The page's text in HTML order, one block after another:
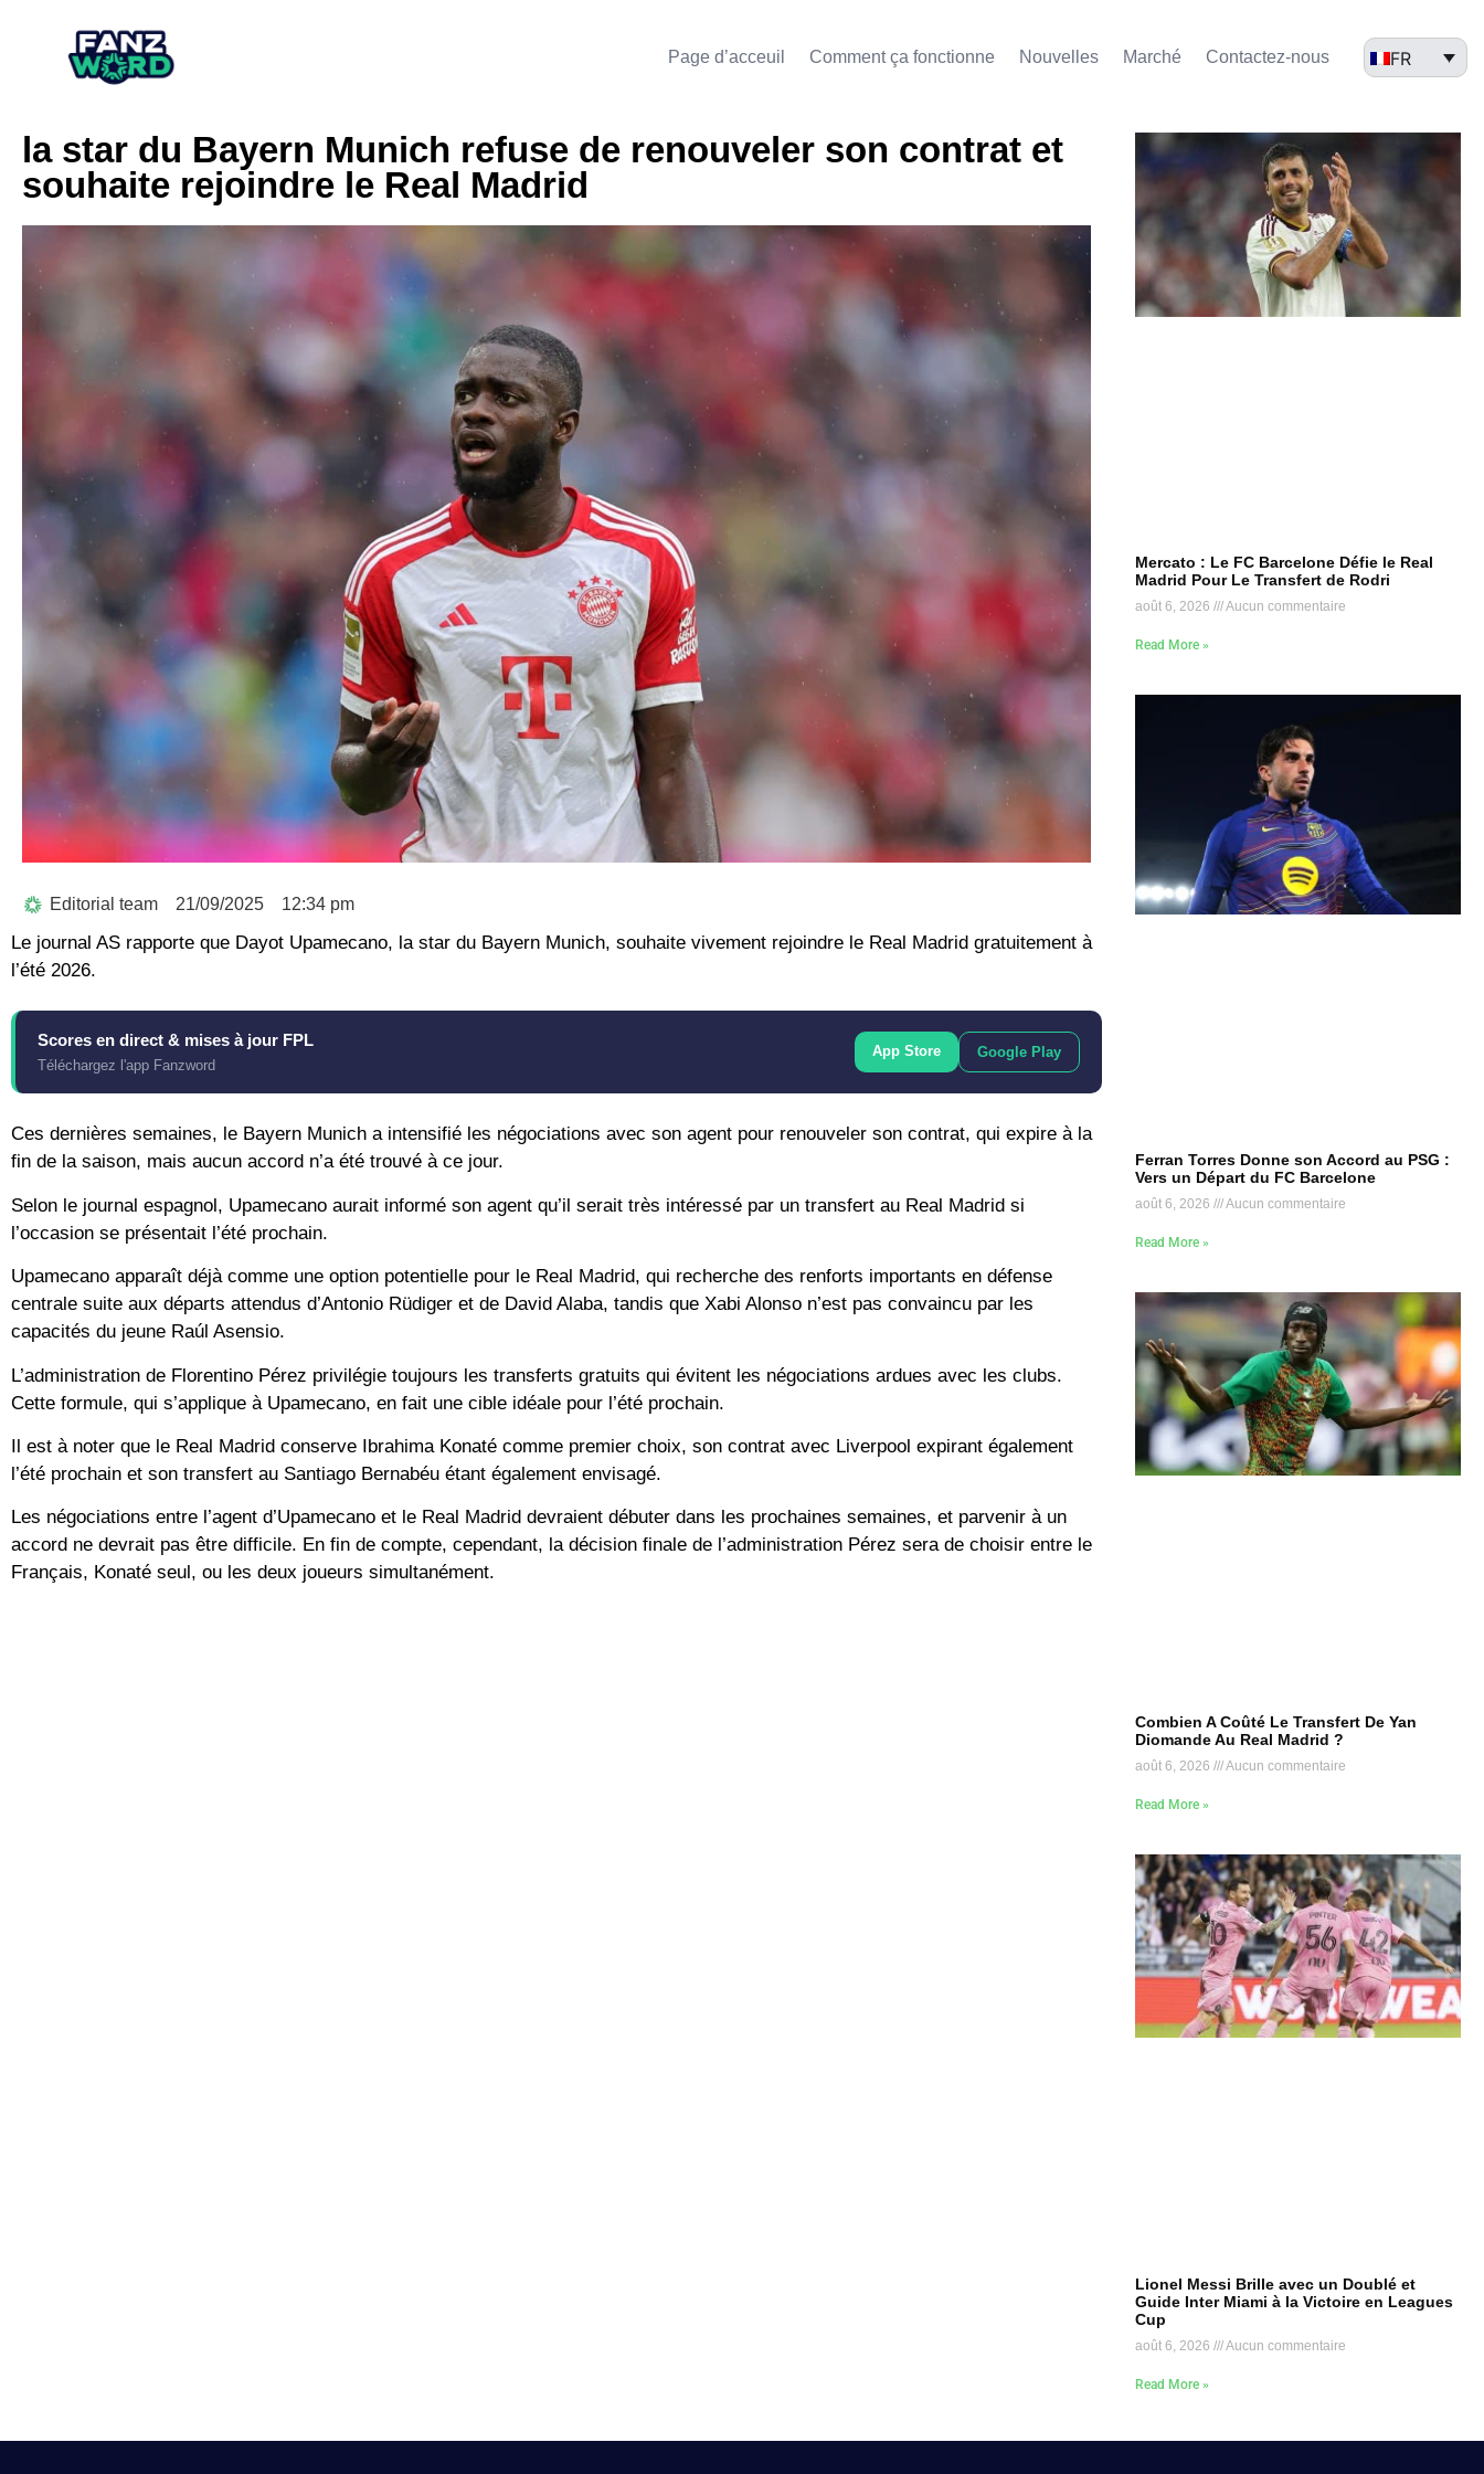
Page d’acceuil Comment ça fonctionne Nouvelles Marché​ Contactez-nous FR
la star du Bayern Munich refuse de renouveler son contrat et
souhaite rejoindre le Real Madrid
Editorial team 21/09/2025 12:34 pm
Le journal AS rapporte que Dayot Upamecano, la star du Bayern Munich, souhaite vivement rejoindre le Real Madrid gratuitement à
l’été 2026.
Scores en direct & mises à jour FPL
Téléchargez l'app Fanzword
App Store Google Play
Ces dernières semaines, le Bayern Munich a intensifié les négociations avec son agent pour renouveler son contrat, qui expire à la
fin de la saison, mais aucun accord n’a été trouvé à ce jour.
Selon le journal espagnol, Upamecano aurait informé son agent qu’il serait très intéressé par un transfert au Real Madrid si
l’occasion se présentait l’été prochain.
Upamecano apparaît déjà comme une option potentielle pour le Real Madrid, qui recherche des renforts importants en défense
centrale suite aux départs attendus d’Antonio Rüdiger et de David Alaba, tandis que Xabi Alonso n’est pas convaincu par les
capacités du jeune Raúl Asensio.
L’administration de Florentino Pérez privilégie toujours les transferts gratuits qui évitent les négociations ardues avec les clubs.
Cette formule, qui s’applique à Upamecano, en fait une cible idéale pour l’été prochain.
Il est à noter que le Real Madrid conserve Ibrahima Konaté comme premier choix, son contrat avec Liverpool expirant également
l’été prochain et son transfert au Santiago Bernabéu étant également envisagé.
Les négociations entre l’agent d’Upamecano et le Real Madrid devraient débuter dans les prochaines semaines, et parvenir à un
accord ne devrait pas être difficile. En fin de compte, cependant, la décision finale de l’administration Pérez sera de choisir entre le
Français, Konaté seul, ou les deux joueurs simultanément.
Mercato : Le FC Barcelone Défie le Real
Madrid Pour Le Transfert de Rodri
août 6, 2026 Aucun commentaire
Read More »
Ferran Torres Donne son Accord au PSG :
Vers un Départ du FC Barcelone
août 6, 2026 Aucun commentaire
Read More »
Combien A Coûté Le Transfert De Yan
Diomande Au Real Madrid ?
août 6, 2026 Aucun commentaire
Read More »
Lionel Messi Brille avec un Doublé et
Guide Inter Miami à la Victoire en Leagues
Cup
août 6, 2026 Aucun commentaire
Read More »